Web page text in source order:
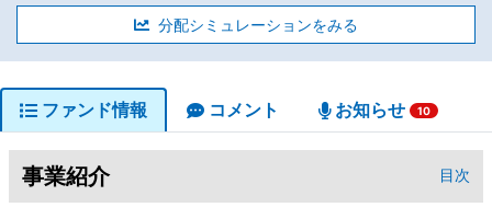
分配シミュレーションをみる
ファンド情報 コメント お知らせ 10
事業紹介 目次